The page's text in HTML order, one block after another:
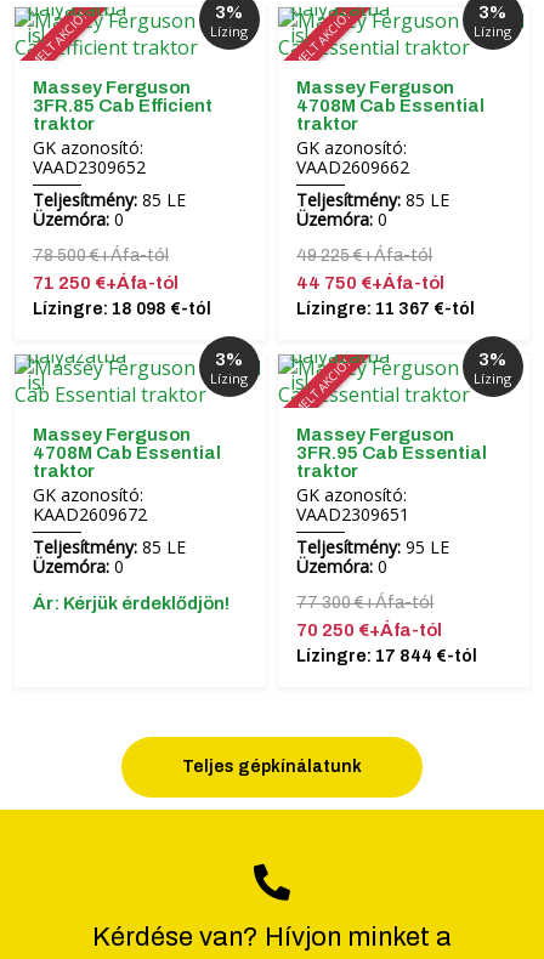
KIEMELT AKCIÓ! 3%
Lízing
Massey Ferguson
3FR.85 Cab Efficient
traktor
GK azonosító:
VAAD2309652
Teljesítmény: 85 LE
Üzemóra: 0
78 500 €+Áfa-tól
71 250 €+Áfa-tól
Lízingre: 18 098 €-tól
KIEMELT AKCIÓ! 3%
Lízing
Massey Ferguson
4708M Cab Essential
traktor
GK azonosító:
VAAD2609662
Teljesítmény: 85 LE
Üzemóra: 0
49 225 €+Áfa-tól
44 750 €+Áfa-tól
Lízingre: 11 367 €-tól
3%
Lízing
Massey Ferguson
4708M Cab Essential
traktor
GK azonosító:
KAAD2609672
Teljesítmény: 85 LE
Üzemóra: 0
Ár: Kérjük érdeklődjön!
KIEMELT AKCIÓ! 3%
Lízing
Massey Ferguson
3FR.95 Cab Essential
traktor
GK azonosító:
VAAD2309651
Teljesítmény: 95 LE
Üzemóra: 0
77 300 €+Áfa-tól
70 250 €+Áfa-tól
Lízingre: 17 844 €-tól
Teljes gépkínálatunk
Kérdése van? Hívjon minket a